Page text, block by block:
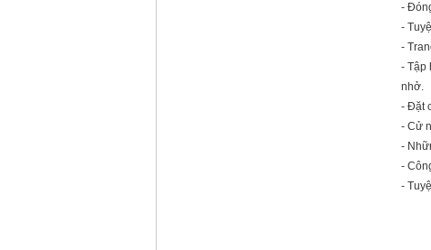
-
-
-
- Tập
nhở.
- Đặt
- Cử
-
-
-